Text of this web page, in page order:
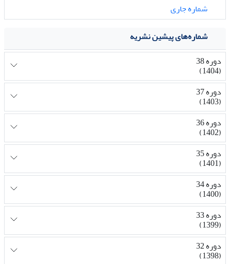
شماره جاری
شماره‌های پیشین نشریه
دوره 38
(1404)
دوره 37
(1403)
دوره 36
(1402)
دوره 35
(1401)
دوره 34
(1400)
دوره 33
(1399)
دوره 32
(1398)